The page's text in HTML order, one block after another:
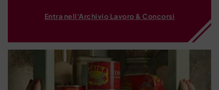
Entra nell'Archivio Lavoro & Concorsi